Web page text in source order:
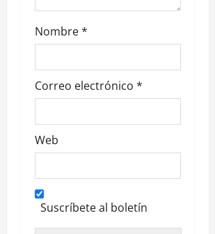
Nombre*
Correo electrónico *
Web
Suscríbete al boletín